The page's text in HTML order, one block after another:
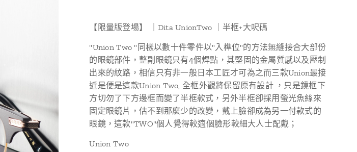
【限量版登場】 ｜Dita UnionTwo ｜半框+大呎碼
"Union Two "同樣以數十件零件以"入榫位"的方法無縫接合大部份
的眼鏡部件，整副眼鏡只有4個焊點，其堅固的金屬質感以及壓制
出來的紋路，相信只有非一般日本工匠才可為之而三款Union最接
近是便是這款Union Two, 全框外觀將保留原有設計 ，只是鏡框下
方切勿了下方邊框而變了半框款式，另外半框卻採用螢光魚絲來
固定眼鏡片，估不到那麼少的改變，戴上臉卻成為另一付款式的
眼鏡，這款"TWO"個人覺得較適個臉形較細大人士配戴；
Union Two